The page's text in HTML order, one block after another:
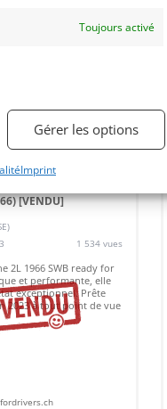
Toujours activé
Gérer les options
Imprint
[VENDU]
1 534 vues
2L 1966 SWB ready for
et performante, elle
exceptionnel. Prête
2023 à tout point de vue